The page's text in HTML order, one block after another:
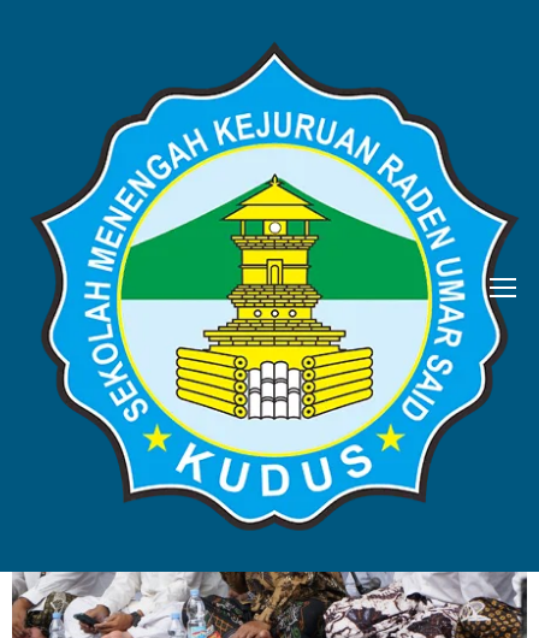
Januari 2025
2025Januari
Showing 1 - 6 of 6 results